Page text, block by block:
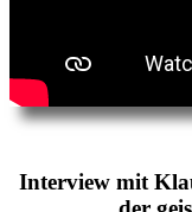
Interview mit